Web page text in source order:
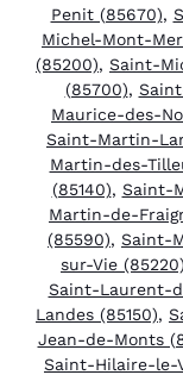
Penit (85670),
Michel-Mont-
(85200), Saint-
(85700),
Maurice-des-
Saint-Martin-
Martin-des-
(85140), Saint-
Martin-de-
(85590), Saint-
sur-Vie (85220)
Saint-Laurent-
Landes (85150),
Jean-de-Monts
Saint-Hilaire-le-